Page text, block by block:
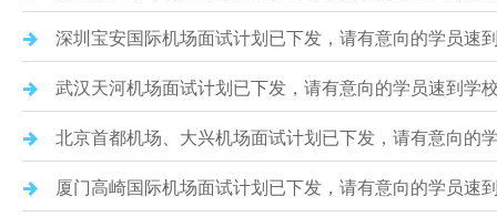
深圳宝安国际机场面试计划已下发，请有意向的学员速
武汉天河机场面试计划已下发，请有意向的学员速到学
北京首都机场、大兴机场面试计划已下发，请有意向的
厦门高崎国际机场面试计划已下发，请有意向的学员速